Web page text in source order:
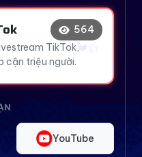
TikTok,
cận triệu người.
569
😂
YouTube